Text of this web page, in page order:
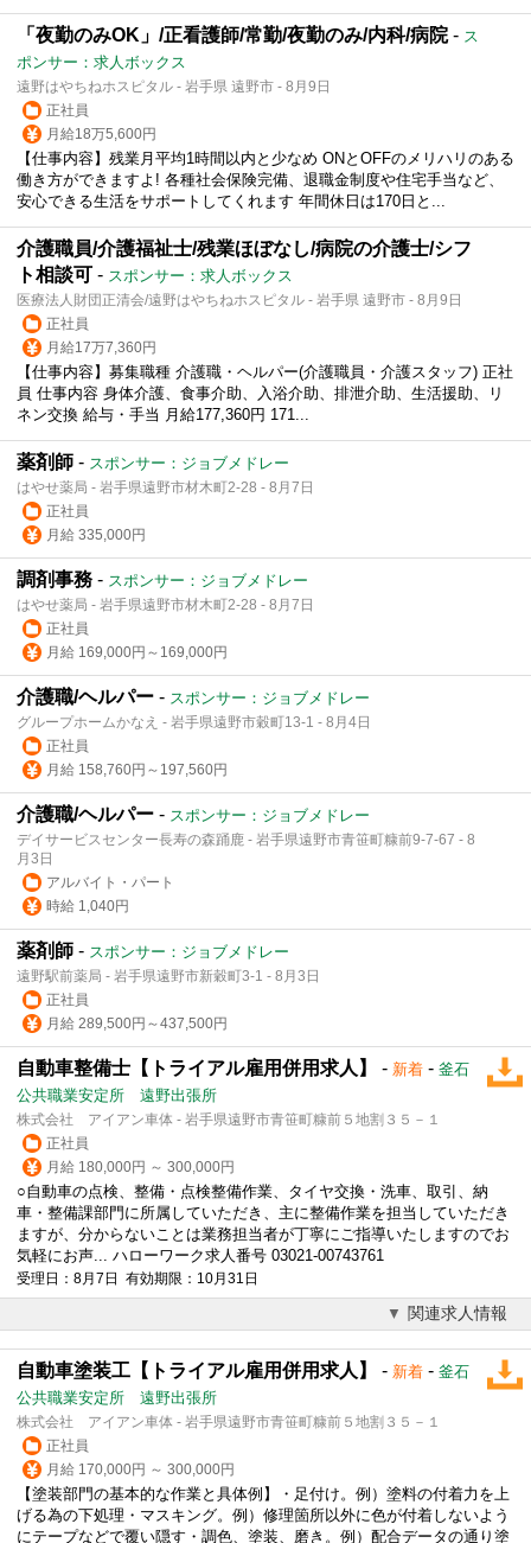
「夜勤のみOK」/正看護師/常勤/夜勤のみ/内科/病院- ス
ポンサー：求人ボックス
遠野はやちねホスピタル - 岩手県 遠野市 - 8月9日
正社員
月給18万5,600円
【仕事内容】残業月平均1時間以内と少なめ ONとOFFのメリハリのある
働き方ができますよ! 各種社会保険完備、退職金制度や住宅手当など、
安心できる生活をサポートしてくれます 年間休日は170日と...
介護職員/介護福祉士/残業ほぼなし/病院の介護士/シフ
ト相談可 - スポンサー：求人ボックス
医療法人財団正清会/遠野はやちねホスピタル - 岩手県 遠野市 - 8月9日
正社員
月給17万7,360円
【仕事内容】募集職種 介護職・ヘルパー(介護職員・介護スタッフ) 正社
員 仕事内容 身体介護、食事介助、入浴介助、排泄介助、生活援助、リ
ネン交換 給与・手当 月給177,360円 171...
薬剤師 - スポンサー：ジョブメドレー
はやせ薬局 - 岩手県遠野市材木町2-28 - 8月7日
正社員
月給 335,000円
調剤事務 - スポンサー：ジョブメドレー
はやせ薬局 - 岩手県遠野市材木町2-28 - 8月7日
正社員
月給 169,000円～169,000円
介護職/ヘルパー - スポンサー：ジョブメドレー
グループホームかなえ - 岩手県遠野市穀町13-1 - 8月4日
正社員
月給 158,760円～197,560円
介護職/ヘルパー - スポンサー：ジョブメドレー
デイサービスセンター長寿の森踊鹿 - 岩手県遠野市青笹町糠前9-7-67 - 8
月3日
アルバイト・パート
時給 1,040円
薬剤師 - スポンサー：ジョブメドレー
遠野駅前薬局 - 岩手県遠野市新穀町3-1 - 8月3日
正社員
月給 289,500円～437,500円
自動車整備士【トライアル雇用併用求人】 - 新着 - 釜石
公共職業安定所 遠野出張所
株式会社 アイアン車体 - 岩手県遠野市青笹町糠前５地割３５－１
正社員
月給 180,000円 ～ 300,000円
○自動車の点検、整備・点検整備作業、タイヤ交換・洗車、取引、納
車・整備課部門に所属していただき、主に整備作業を担当していただき
ますが、分からないことは業務担当者が丁寧にご指導いたしますのでお
気軽にお声... ハローワーク求人番号 03021-00743761
受理日：8月7日 有効期限：10月31日
関連求人情報
自動車塗装工【トライアル雇用併用求人】 - 新着 - 釜石
公共職業安定所 遠野出張所
株式会社 アイアン車体 - 岩手県遠野市青笹町糠前５地割３５－１
正社員
月給 170,000円 ～ 300,000円
【塗装部門の基本的な作業と具体例】・足付け。例）塗料の付着力を上
げる為の下処理・マスキング。例）修理箇所以外に色が付着しないよう
にテープなどで覆い隠す・調色、塗装、磨き。例）配合データの通り塗